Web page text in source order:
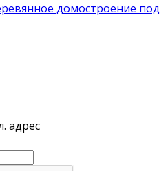
домостроение под
адрес